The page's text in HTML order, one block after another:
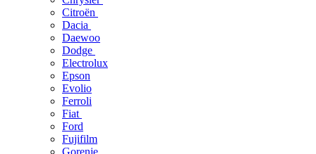
Citroën
Dacia
Daewoo
Dodge
Electrolux
Epson
Evolio
Ferroli
Fiat
Ford
Fujifilm